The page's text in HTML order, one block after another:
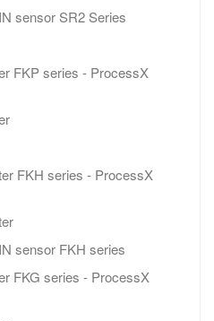
sensor SR2 Series
FKP series - ProcessX
FKH series - ProcessX
sensor FKH series
FKG series - ProcessX